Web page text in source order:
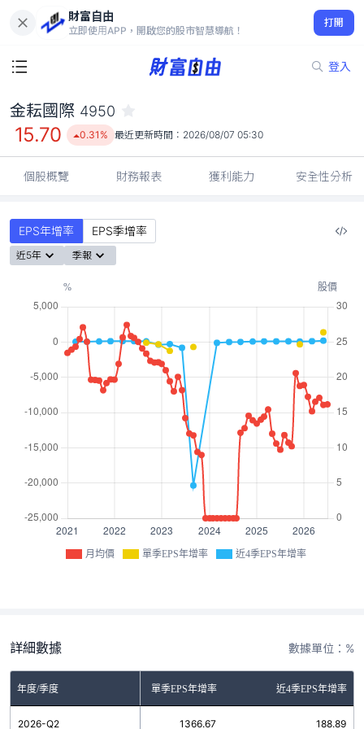
財富自由
立即使用APP，開啟您的股市智慧導航！
打開
登入
15.70
0.31%
金耘國際 4950
15.70 0.31% 最近更新時間： 2026/08/07 05:30
個股概覽 財務報表 獲利能力 安全性分析
EPS年增率 EPS季增率
近5年 季報
月均價 單季EPS年增率 近4季EPS年增率
詳細數據 數據單位：%
年度/季度 單季EPS年增率 近4季EPS年增率
2026-Q2 1366.67 188.89